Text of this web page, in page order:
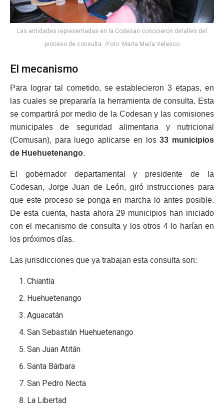
Las entidades representadas en la Codesan conocieron detalles del
proceso de consulta. /Foto: Marta María Velasco
El mecanismo
Para lograr tal cometido, se establecieron 3 etapas, en
las cuales se prepararía la herramienta de consulta. Esta
se compartirá por medio de la Codesan y las comisiones
municipales de seguridad alimentaria y nutricional
(Comusan), para luego aplicarse en los33 municipios
de Huehuetenango.
El gobernador departamental y presidente de la
Codesan, Jorge Juan de León, giró instrucciones para
que este proceso se ponga en marcha lo antes posible.
De esta cuenta, hasta ahora 29 municipios han iniciado
con el mecanismo de consulta y los otros 4 lo harían en
los próximos días.
Las jurisdicciones que ya trabajan esta consulta son:
Chiantla
Huehuetenango
Aguacatán
San Sebastián Huehuetenango
San Juan Atitán
Santa Bárbara
San Pedro Necta
La Libertad